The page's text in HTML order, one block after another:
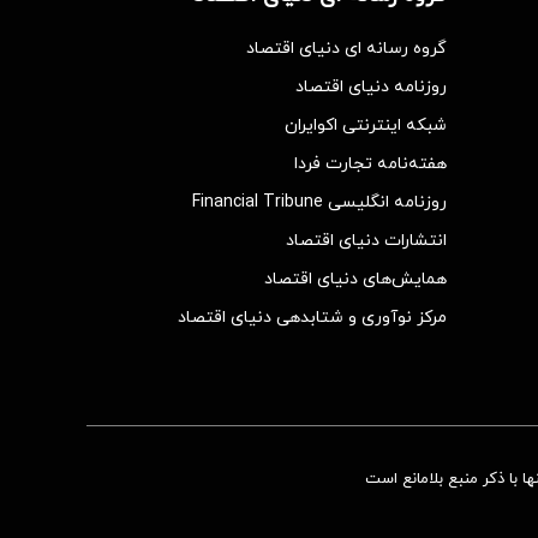
گروه رسانه ای دنیای اقتصاد
روزنامه دنیای اقتصاد
شبکه اینترنتی اکوایران
هفته‌نامه تجارت فردا
روزنامه انگلیسی Financial Tribune
انتشارات دنیای اقتصاد
همایش‌های دنیای اقتصاد
مرکز نوآوری و شتابدهی دنیای اقتصاد
با ذکر منبع بلامانع است